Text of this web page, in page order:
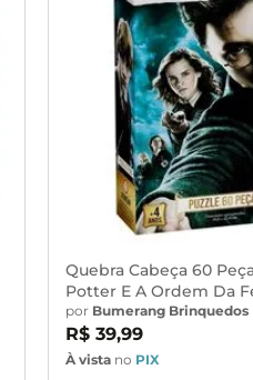
Quebra Cabeça 60
Potter E A Ordem Da
04499
por Bumerang Brinquedos
R$ 39,99
À vista no PIX